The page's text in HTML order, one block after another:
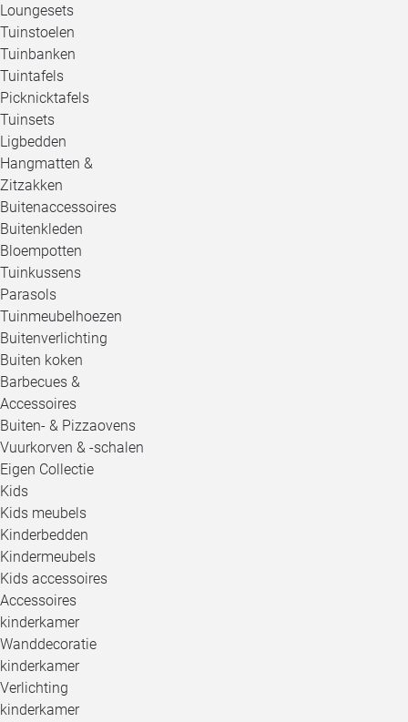
Loungesets
Tuinstoelen
Tuinbanken
Tuintafels
Picknicktafels
Tuinsets
Ligbedden
Hangmatten &
Zitzakken
Buitenaccessoires
Buitenkleden
Bloempotten
Tuinkussens
Parasols
Tuinmeubelhoezen
Buitenverlichting
Buiten koken
Barbecues &
Accessoires
Buiten- & Pizzaovens
Vuurkorven & -schalen
Eigen Collectie
Kids
Kids meubels
Kinderbedden
Kindermeubels
Kids accessoires
Accessoires
kinderkamer
Wanddecoratie
kinderkamer
Verlichting
kinderkamer